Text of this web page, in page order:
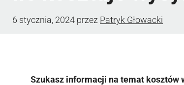
6 stycznia, 2024 przez Patryk Głowacki
Szukasz informacji na temat kosztów